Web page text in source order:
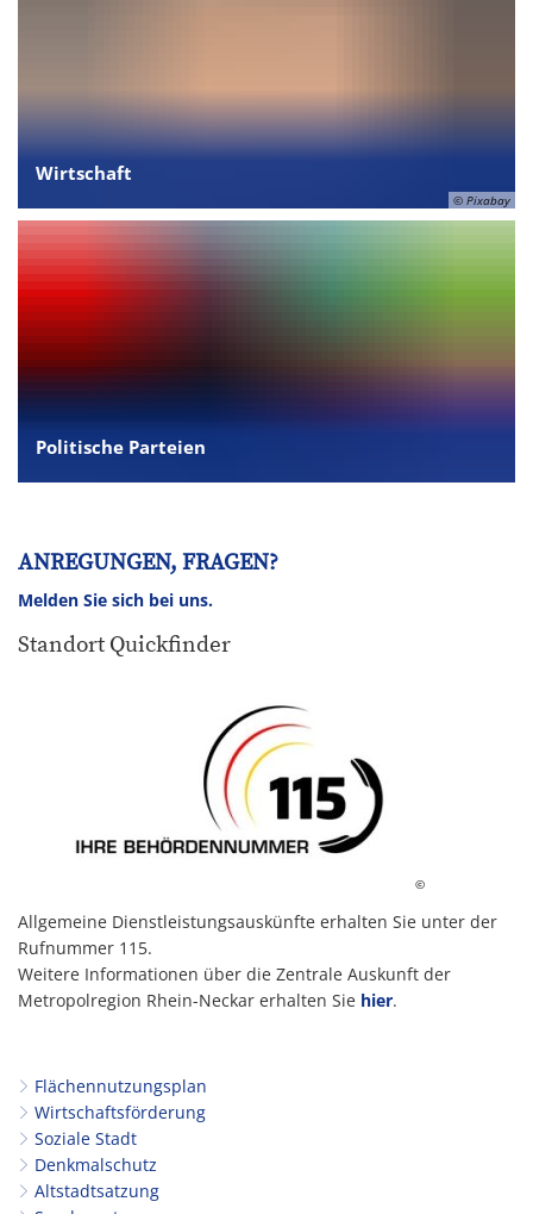
© Pixabay
Wirtschaft
Politische Parteien
ANREGUNGEN, FRAGEN?
Melden Sie sich bei uns.
Standort Quickfinder
©
Allgemeine Dienstleistungsauskünfte erhalten Sie unter der
Rufnummer 115.
Weitere Informationen über die Zentrale Auskunft der
Metropolregion Rhein-Neckar erhalten Sie hier.
Flächennutzungsplan
Wirtschaftsförderung
Soziale Stadt
Denkmalschutz
Altstadtsatzung